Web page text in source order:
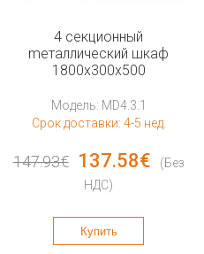
4 секционный
mеталлический шкаф
1800x300x500
Модель: MD4.3.1
Срок доставки: 4-5 нед.
147.93€ 137.58€
(Без
НДС)
Купить